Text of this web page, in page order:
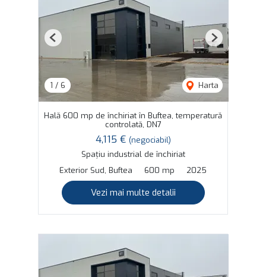
1 / 6 Harta
Previous Next
Hală 600 mp de închiriat în Buftea, temperatură
controlată, DN7
4,115 € (negociabil)
Spațiu industrial de închiriat
Exterior Sud, Buftea
600 mp 2025
Vezi mai multe detalii